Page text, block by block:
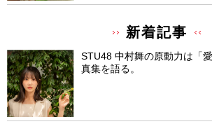
新着記事
STU48 中村舞の原動力は「
真集を語る。